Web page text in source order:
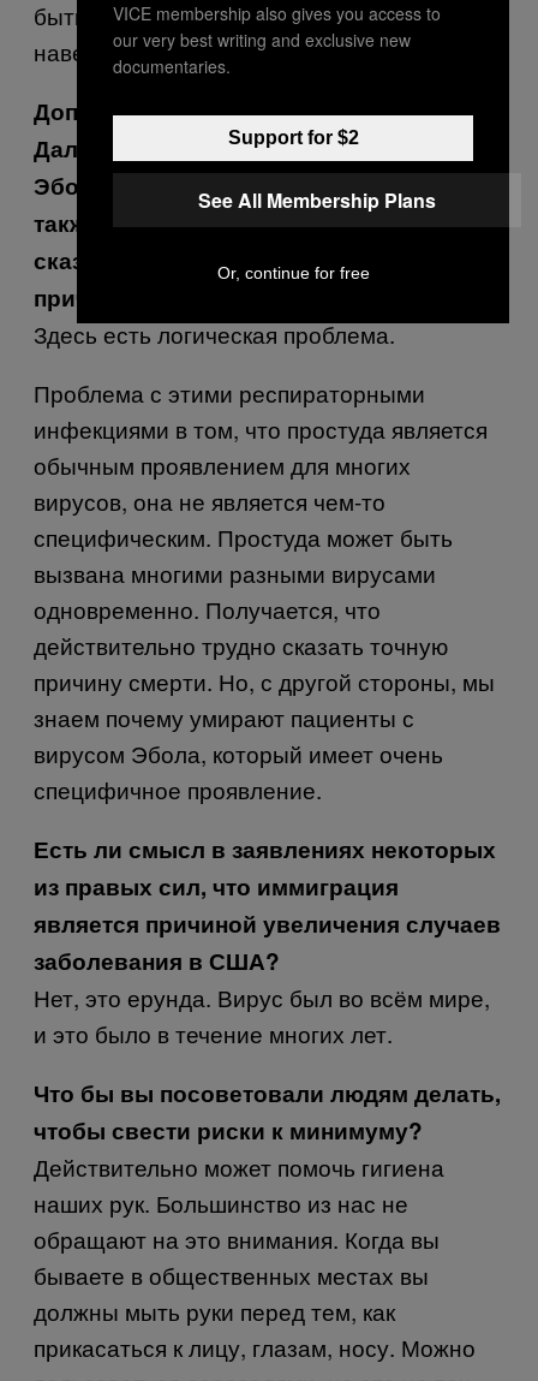
быть очень осторожными, мы не знаем
наверняка, по какой причине умер человек.
Допустим, они возьмут человека из
Далласа, у которого найден вирус
Эбола, и этот человек умирает. У него
также нашли энтеровирус 68. Вы бы не
сказали, что энтеровирус стал
причиной смерти, правильно?
Здесь есть логическая проблема.
Проблема с этими респираторными
инфекциями в том, что простуда является
обычным проявлением для многих
вирусов, она не является чем-то
специфическим. Простуда может быть
вызвана многими разными вирусами
одновременно. Получается, что
действительно трудно сказать точную
причину смерти. Но, с другой стороны, мы
знаем почему умирают пациенты с
вирусом Эбола, который имеет очень
специфичное проявление.
Есть ли смысл в заявлениях некоторых
из правых сил, что иммиграция
является причиной увеличения случаев
заболевания в США?
Нет, это ерунда. Вирус был во всём мире,
и это было в течение многих лет.
Что бы вы посоветовали людям делать,
чтобы свести риски к минимуму?
Действительно может помочь гигиена
наших рук. Большинство из нас не
обращают на это внимания. Когда вы
бываете в общественных местах вы
должны мыть руки перед тем, как
прикасаться к лицу, глазам, носу. Можно
VICE membership also gives you access to
our very best writing and exclusive new
documentaries.
Support for $2
See All Membership Plans
Or, continue for free